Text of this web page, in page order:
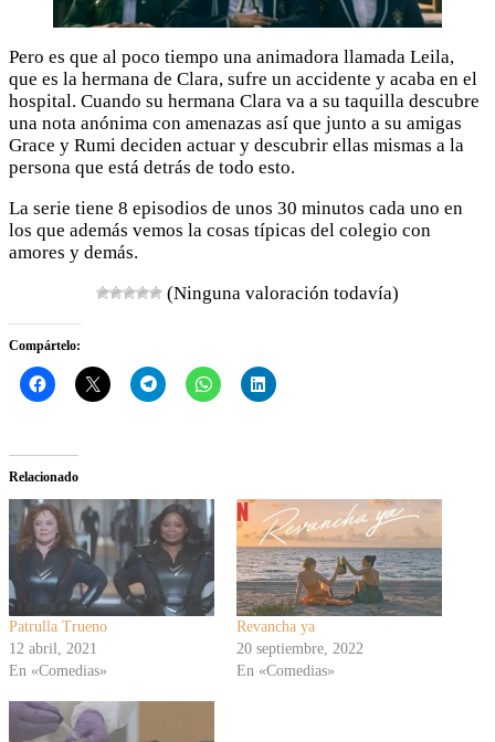
Pero es que al poco tiempo una animadora llamada Leila,
que es la hermana de Clara, sufre un accidente y acaba en el
hospital. Cuando su hermana Clara va a su taquilla descubre
una nota anónima con amenazas así que junto a su amigas
Grace y Rumi deciden actuar y descubrir ellas mismas a la
persona que está detrás de todo esto.
La serie tiene 8 episodios de unos 30 minutos cada uno en
los que además vemos la cosas típicas del colegio con
amores y demás.
(Ninguna valoración todavía)
Compártelo:
Relacionado
Patrulla Trueno
12 abril, 2021
En «Comedias»
Revancha ya
20 septiembre, 2022
En «Comedias»